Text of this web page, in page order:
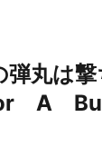
弾丸は
A